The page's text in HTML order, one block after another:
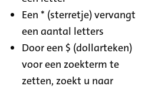
Een * (sterretje) vervangt
een aantal letters
Door een $ (dollarteken)
voor een zoekterm te
zetten, zoekt u naar